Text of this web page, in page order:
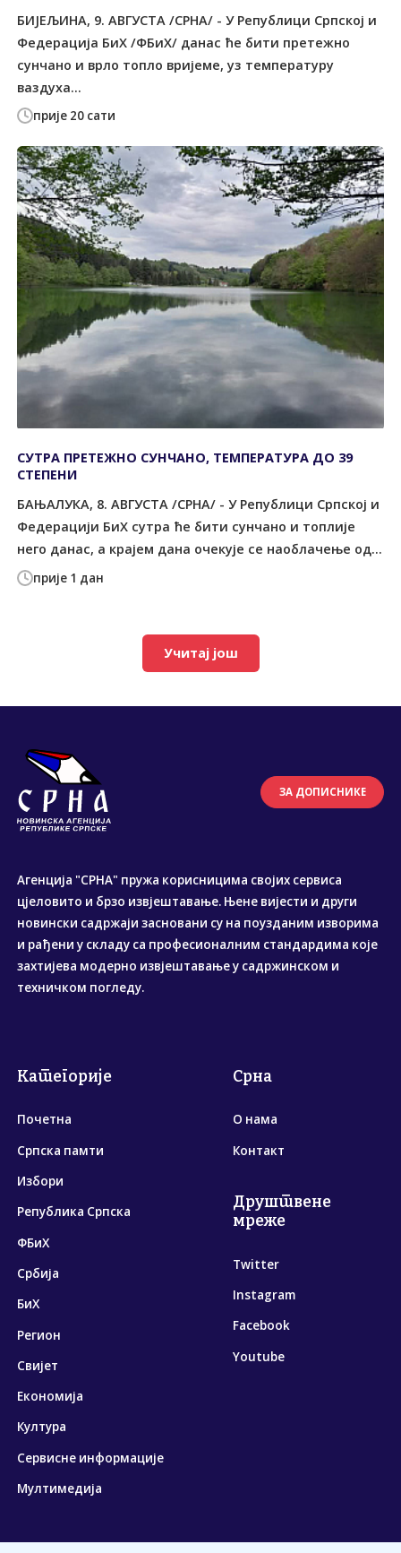
прије 20 сати
БИЈЕЉИНА, 9. АВГУСТА /СРНА/ - У Републици Српској и
Федерација БиХ /ФБиХ/ данас ће бити претежно
сунчано и врло топло вријеме, уз температуру
ваздуха...
прије 1 дан
СУТРА ПРЕТЕЖНО СУНЧАНО, ТЕМПЕРАТУРА ДО 39
СТЕПЕНИ
БАЊАЛУКА, 8. АВГУСТА /СРНА/ - У Републици Српској и
Федерацији БиХ сутра ће бити сунчано и топлије
него данас, а крајем дана очекује се наоблачење од...
Учитај још
ЗА ДОПИСНИКЕ
Агенција "СРНА" пружа корисницима својих сервиса
цјеловито и брзо извјештавање. Њене вијести и други
новински садржаји засновани су на поузданим изворима
и рађени у складу са професионалним стандардима које
захтијева модерно извјештавање у садржинском и
техничком погледу.
Категорије
Почетна
Српска памти
Избори
Република Српска
ФБиХ
Србија
БиХ
Регион
Свијет
Економија
Култура
Сервисне информације
Мултимедија
Срна
О нама
Контакт
Друштвене
мреже
Twitter
Instagram
Facebook
Youtube